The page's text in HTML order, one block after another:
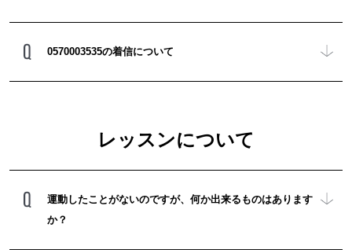
0570003535の着信について
レッスンについて
運動したことがないのですが、何か出来るものはあります
か？